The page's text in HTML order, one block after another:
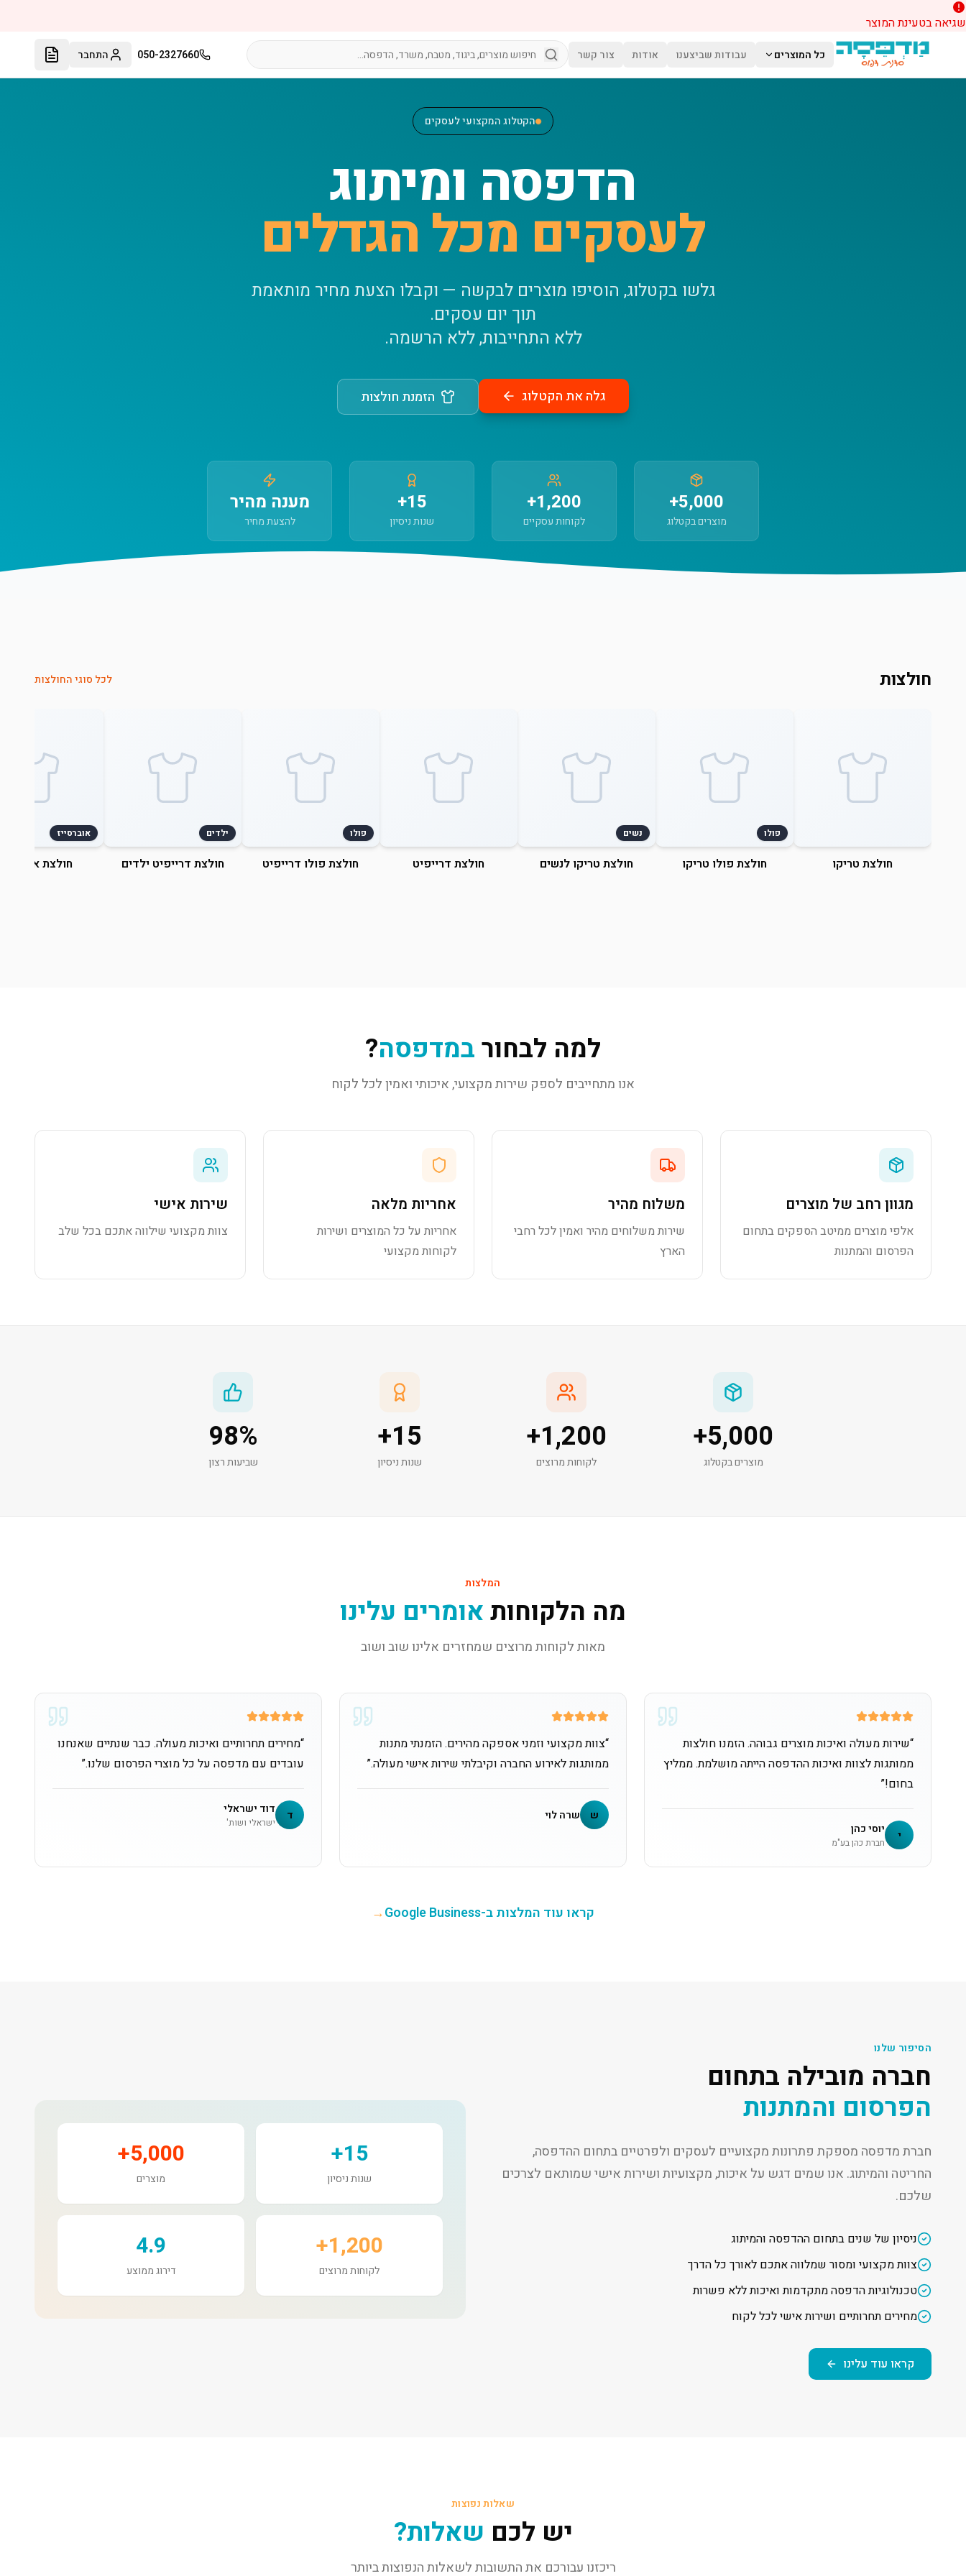
שגיאה בטעינת המוצר
דלג לתוכן הראשי
כל המוצרים עבודות שביצענו אודות צור קשר 050-2327660 התחבר
הקטלוג המקצועי לעסקים
הדפסה ומיתוג
לעסקים מכל הגדלים
גלשו בקטלוג, הוסיפו מוצרים לבקשה — וקבלו הצעת מחיר מותאמת
תוך יום עסקים.
ללא התחייבות, ללא הרשמה.
גלה את הקטלוג הזמנת חולצות
5,000+
מוצרים בקטלוג
1,200+
לקוחות עסקיים
15+
שנות ניסיון
מענה מהיר
להצעת מחיר
חולצות לכל סוגי החולצות
חולצת טריקו
פולו
חולצת פולו טריקו
נשים
חולצת טריקו לנשים חולצת דרייפיט
פולו
חולצת פולו דרייפיט
ילדים
חולצת דרייפיט ילדים
אוברסייז
חולצת
למה לבחורבמדפסה?
אנו מתחייבים לספק שירות מקצועי, איכותי ואמין לכל לקוח
מגוון רחב של מוצרים
אלפי מוצרים ממיטב הספקים בתחום
הפרסום והמתנות
משלוח מהיר
שירות משלוחים מהיר ואמין לכל רחבי
הארץ
אחריות מלאה
אחריות על כל המוצרים ושירות
לקוחות מקצועי
שירות אישי
צוות מקצועי שילווה אתכם בכל שלב
5,000
+
מוצרים בקטלוג
1,200
+
לקוחות מרוצים
15
+
שנות ניסיון
98%
שביעות רצון
המלצות
מה הלקוחותאומרים עלינו
מאות לקוחות מרוצים שמחזרים אלינו שוב ושוב
“שירות מעולה ואיכות מוצרים גבוהה. הזמנו חולצות
ממותגות לצוות ואיכות ההדפסה הייתה מושלמת. ממליץ
בחום!”
י יוסי כהן
חברת כהן בע"מ
“צוות מקצועי וזמני אספקה מהירים. הזמנתי מתנות
ממותגות לאירוע החברה וקיבלתי שירות אישי מעולה.”
ש שרה לוי
“מחירים תחרותיים ואיכות מעולה. כבר שנתיים שאנחנו
עובדים עם מדפסה על כל מוצרי הפרסום שלנו.”
ד דוד ישראלי
ישראלי ושות'
קראו עוד המלצות ב-Google Business →
הסיפור שלנו
חברה מובילה בתחום
הפרסום והמתנות
חברת מדפסה מספקת פתרונות מקצועיים לעסקים ולפרטיים בתחום ההדפסה,
החריטה והמיתוג. אנו שמים דגש על איכות, מקצועיות ושירות אישי שמותאם לצרכים
שלכם.
ניסיון של שנים בתחום ההדפסה והמיתוג
צוות מקצועי ומסור שמלווה אתכם לאורך כל הדרך
טכנולוגיות הדפסה מתקדמות ואיכות ללא פשרות
מחירים תחרותיים ושירות אישי לכל לקוח
קראו עוד עלינו
15+
שנות ניסיון
5,000+
מוצרים
1,200+
לקוחות מרוצים
4.9
דירוג ממוצע
שאלות נפוצות
יש לכם שאלות?
ריכזנו עבורכם את התשובות לשאלות הנפוצות ביותר